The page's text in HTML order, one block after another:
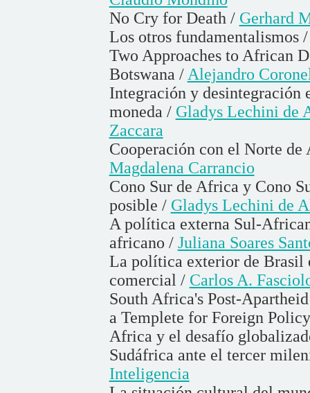
No Cry for Death / Gerhard
Los otros fundamentalismos
Two Approaches to African
Botswana / Alejandro
Integración y desintegración
moneda / Gladys Lechini de
Zaccara
Cooperación con el Norte
Magdalena Carrancio
Cono Sur de Africa y Cono
posible / Gladys Lechini de
A política externa Sul-
africano / Juliana Soares
La política exterior de Brasil
comercial / Carlos A.
South Africa's Post-
a Templete for Foreign
Africa y el desafío
Sudáfrica ante el tercer
Inteligencia